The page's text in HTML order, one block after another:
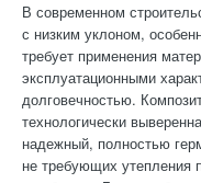
В современном
с низким уклоном,
требует применения
эксплуатационными
долговечностью.
технологически
надежный, полностью
не требующих утепления